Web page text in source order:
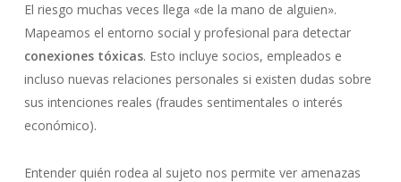
El riesgo muchas veces llega «de la mano de alguien».
Mapeamos el entorno social y profesional para detectar
conexiones tóxicas. Esto incluye socios, empleados e
incluso nuevas relaciones personales si existen dudas sobre
sus intenciones reales (fraudes sentimentales o interés
económico).
Entender quién rodea al sujeto nos permite ver amenazas